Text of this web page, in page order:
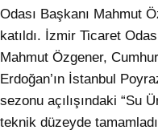
Odası Başkanı Mahmut
katıldı. İzmir Ticaret
Mahmut Özgener,
Erdoğan’ın İstanbul
sezonu açılışındaki “Su
teknik düzeyde